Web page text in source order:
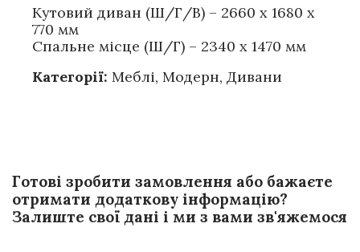
Кутовий диван (Ш/Г/В) – 2660 х 1680 х
770 мм
Спальне місце (Ш/Г) – 2340 х 1470 мм
Категорії: Меблі, Модерн, Дивани
Готові зробити замовлення або бажаєте
отримати додаткову інформацію?
Залиште свої дані і ми з вами зв'яжемося